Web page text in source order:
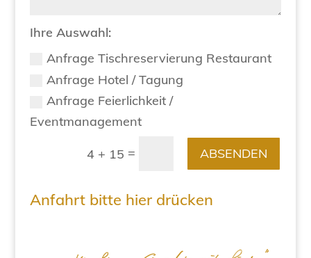
Ihre Auswahl:
Anfrage Tischreservierung Restaurant
Anfrage Hotel / Tagung
Anfrage Feierlichkeit /
Eventmanagement
4 + 15 = ABSENDEN
Anfahrt bitte hier drücken